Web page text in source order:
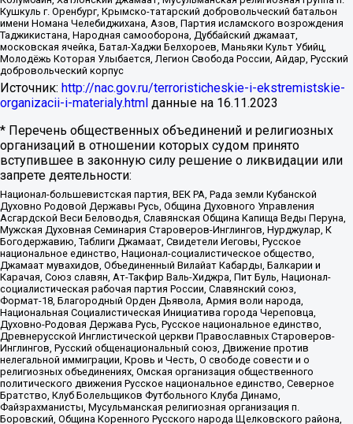
Кушкуль г. Оренбург, Крымско-татарский добровольческий батальон
имени Номана Челебиджихана, Азов, Партия исламского возрождения
Таджикистана, Народная самооборона, Дуббайский джамаат,
московская ячейка, Батал-Хаджи Белхороев, Маньяки Культ Убийц,
Молодёжь Которая Улыбается, Легион Свобода России, Айдар, Русский
добровольческий корпус
Источник: http://nac.gov.ru/terroristicheskie-i-ekstremistskie-
organizacii-i-materialy.html данные на 16.11.2023
* Перечень общественных объединений и религиозных
организаций в отношении которых судом принято
вступившее в законную силу решение о ликвидации или
запрете деятельности:
Национал-большевистская партия, ВЕК РА, Рада земли Кубанской
Духовно Родовой Державы Русь, Община Духовного Управления
Асгардской Веси Беловодья, Славянская Община Капища Веды Перуна,
Мужская Духовная Семинария Староверов-Инглингов, Нурджулар, К
Богодержавию, Таблиги Джамаат, Свидетели Иеговы, Русское
национальное единство, Национал-социалистическое общество,
Джамаат мувахидов, Объединенный Вилайат Кабарды, Балкарии и
Карачая, Союз славян, Ат-Такфир Валь-Хиджра, Пит Буль, Национал-
социалистическая рабочая партия России, Славянский союз,
Формат-18, Благородный Орден Дьявола, Армия воли народа,
Национальная Социалистическая Инициатива города Череповца,
Духовно-Родовая Держава Русь, Русское национальное единство,
Древнерусской Инглистической церкви Православных Староверов-
Инглингов, Русский общенациональный союз, Движение против
нелегальной иммиграции, Кровь и Честь, О свободе совести и о
религиозных объединениях, Омская организация общественного
политического движения Русское национальное единство, Северное
Братство, Клуб Болельщиков Футбольного Клуба Динамо,
Файзрахманисты, Мусульманская религиозная организация п.
Боровский, Община Коренного Русского народа Щелковского района,